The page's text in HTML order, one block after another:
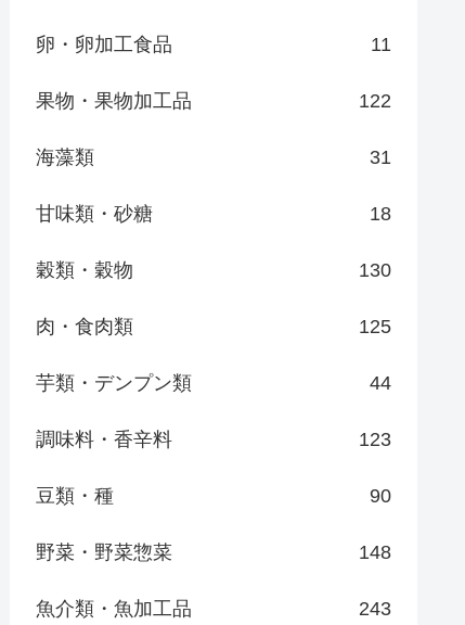
卵・卵加工食品 11
果物・果物加工品 122
海藻類 31
甘味類・砂糖 18
穀類・穀物 130
肉・食肉類 125
芋類・デンプン類 44
調味料・香辛料 123
豆類・種 90
野菜・野菜惣菜 148
魚介類・魚加工品 243